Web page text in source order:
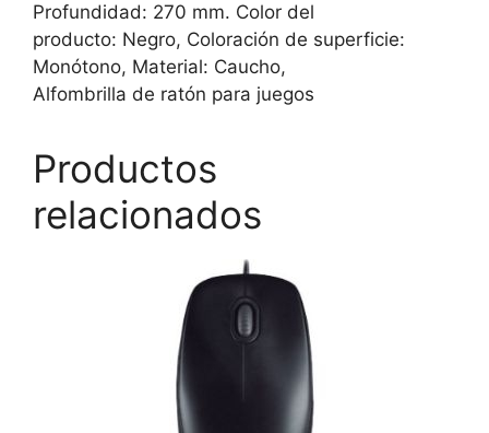
Profundidad: 270 mm. Color del
producto: Negro, Coloración de superficie:
Monótono, Material: Caucho,
Alfombrilla de ratón para juegos
Productos
relacionados